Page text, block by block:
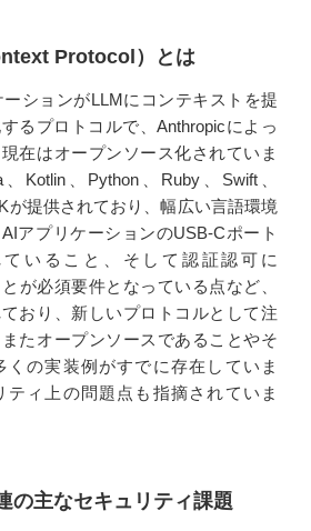
Protocol）とは
ーションがLLMにコンテキストを提
るプロトコルで、Anthropicによっ
在はオープンソース化されていま
Kotlin、Python、Ruby、Swift、
が提供されており、幅広い言語環境
アプリケーションのUSB-Cポート
いること、そして認証認可に
が必須要件となっている点など、
おり、新しいプロトコルとして注
たオープンソースであることやそ
くの実装例がすでに存在していま
ティ上の問題点も指摘されていま
の主なセキュリティ課題